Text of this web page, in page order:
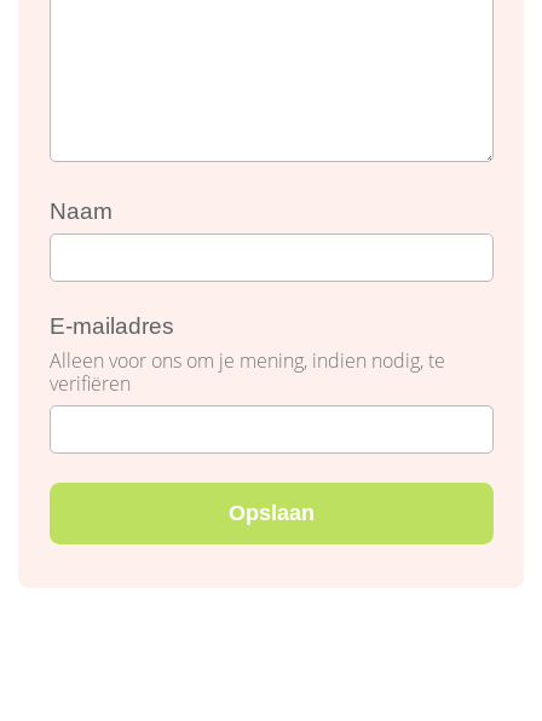
Naam
E-mailadres
Alleen voor ons om je mening, indien nodig, te
verifiëren